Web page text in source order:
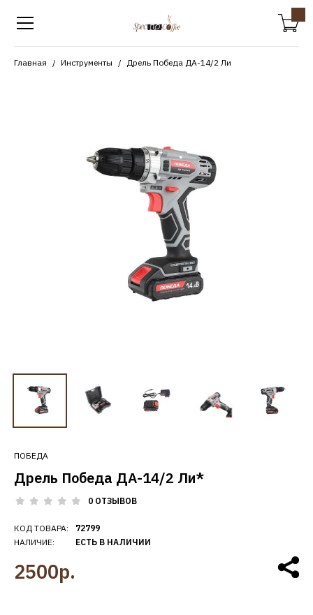
Главная Инструменты Дрель Победа ДА-14/2 Ли
ПОБЕДА
Дрель Победа ДА-14/2 Ли*
0 ОТЗЫВОВ
КОД ТОВАРА:
НАЛИЧИЕ:
72799
ЕСТЬ В НАЛИЧИИ
2500р.